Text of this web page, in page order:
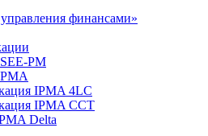
финансами»
PM
IPMA 4LC
IPMA CCT
Delta